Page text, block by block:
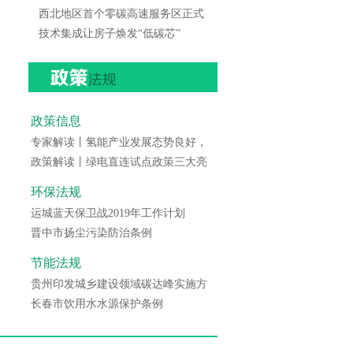
西北地区首个零碳高速服务区正式
技术集成让房子焕发“低碳芯”
政策信息
专家解读丨氢能产业发展态势良好，
政策解读丨绿电直连试点政策三大亮
环保法规
运城蓝天保卫战2019年工作计划
晋中市扬尘污染防治条例
节能法规
贵州印发城乡建设领域碳达峰实施方
长春市饮用水水源保护条例